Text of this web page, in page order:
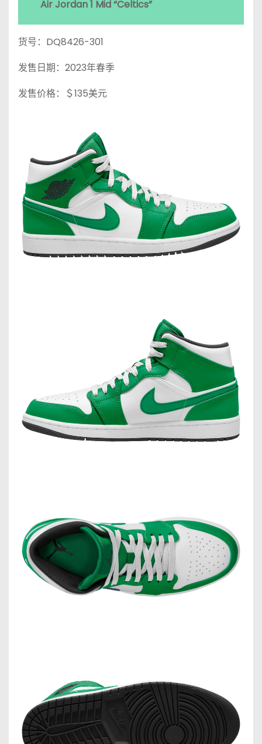
Air Jordan 1 Mid “Celtics”
货号：DQ8426-301
发售日期：2023年春季
发售价格：＄135美元